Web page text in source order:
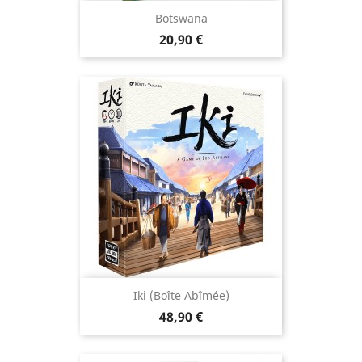
Botswana
Prix
20,90 €
Iki (boîte Abîmée)
Prix
48,90 €